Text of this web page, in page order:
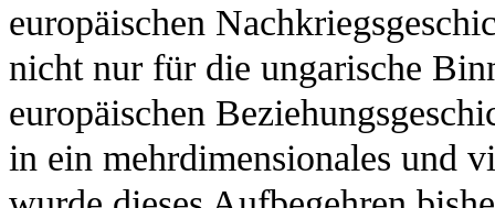
europäischen
nicht nur für die ungarische
europäischen
in ein mehrdimensionales und